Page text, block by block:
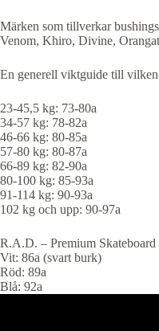
Märken som tillverkar
Venom, Khiro, Divine,
En generell viktguide till
23-45,5 kg: 73-80a
34-57 kg: 78-82a
46-66 kg: 80-85a
57-80 kg: 80-87a
66-89 kg: 82-90a
80-100 kg: 85-93a
91-114 kg: 90-93a
102 kg och upp: 90-97a
R.A.D. – Premium Skateboard
Vit: 86a (svart burk)
Röd: 89a
Blå: 92a